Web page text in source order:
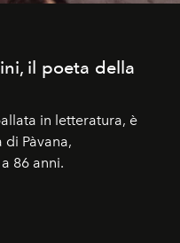
il poeta della
in letteratura, è
Pàvana,
86 anni.